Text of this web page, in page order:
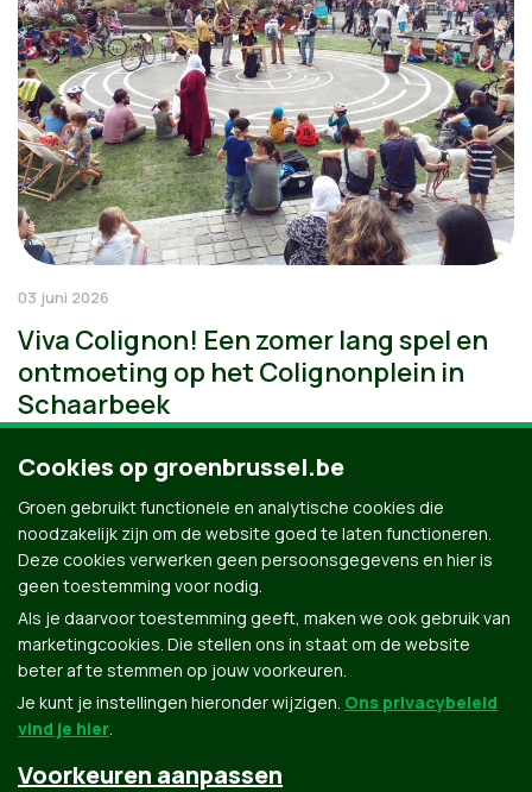
03 juni 2026
Viva Colignon! Een zomer lang spel en
ontmoeting op het Colignonplein in
Schaarbeek
Cookies op groenbrussel.be
Groen gebruikt functionele en analytische cookies die
noodzakelijk zijn om de website goed te laten functioneren.
Deze cookies verwerken geen persoonsgegevens en hier is
geen toestemming voor nodig.
Als je daarvoor toestemming geeft, maken we ook gebruik van
marketingcookies. Die stellen ons in staat om de website
beter af te stemmen op jouw voorkeuren.
Je kunt je instellingen hieronder wijzigen. Ons privacybeleid
vind je hier.
Voorkeuren aanpassen